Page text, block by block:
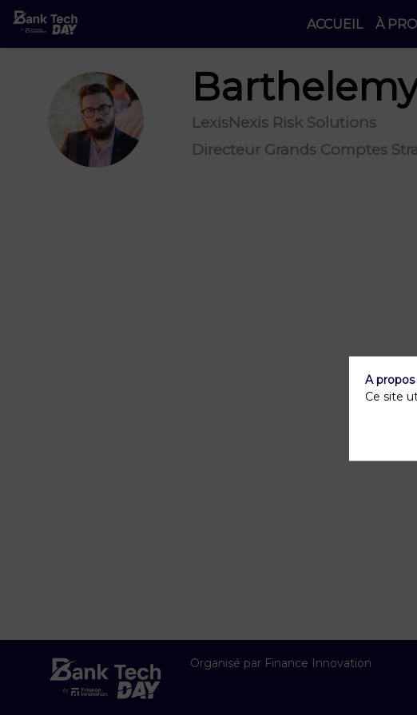
ACCUEIL À
BL
LexisNexis Risk Solutions
Directeur Grands Comptes
Organisé par Finance Innovation
A
Ce site